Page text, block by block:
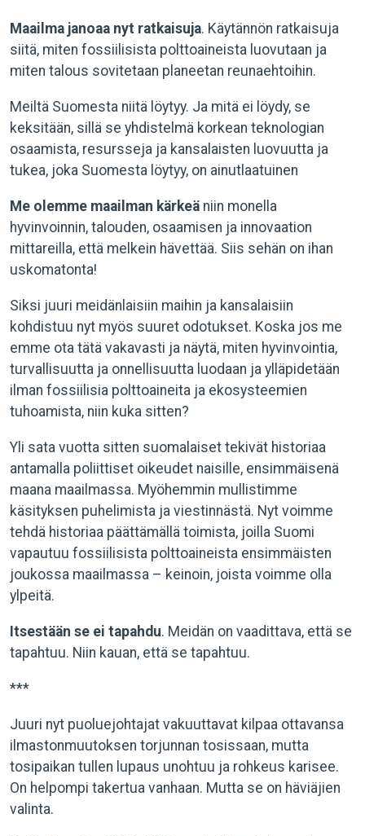
Maailma janoaa nyt ratkaisuja. Käytännön ratkaisuja
siitä, miten fossiilisista polttoaineista luovutaan ja
miten talous sovitetaan planeetan reunaehtoihin.
Meiltä Suomesta niitä löytyy. Ja mitä ei löydy, se
keksitään, sillä se yhdistelmä korkean teknologian
osaamista, resursseja ja kansalaisten luovuutta ja
tukea, joka Suomesta löytyy, on ainutlaatuinen
Me olemme maailman kärkeä niin monella
hyvinvoinnin, talouden, osaamisen ja innovaation
mittareilla, että melkein hävettää. Siis sehän on ihan
uskomatonta!
Siksi juuri meidänlaisiin maihin ja kansalaisiin
kohdistuu nyt myös suuret odotukset. Koska jos me
emme ota tätä vakavasti ja näytä, miten hyvinvointia,
turvallisuutta ja onnellisuutta luodaan ja ylläpidetään
ilman fossiilisia polttoaineita ja ekosysteemien
tuhoamista, niin kuka sitten?
Yli sata vuotta sitten suomalaiset tekivät historiaa
antamalla poliittiset oikeudet naisille, ensimmäisenä
maana maailmassa. Myöhemmin mullistimme
käsityksen puhelimista ja viestinnästä. Nyt voimme
tehdä historiaa päättämällä toimista, joilla Suomi
vapautuu fossiilisista polttoaineista ensimmäisten
joukossa maailmassa – keinoin, joista voimme olla
ylpeitä.
Itsestään se ei tapahdu. Meidän on vaadittava, että se
tapahtuu. Niin kauan, että se tapahtuu.
***
Juuri nyt puoluejohtajat vakuuttavat kilpaa ottavansa
ilmastonmuutoksen torjunnan tosissaan, mutta
tosipaikan tullen lupaus unohtuu ja rohkeus karisee.
On helpompi takertua vanhaan. Mutta se on häviäjien
valinta.